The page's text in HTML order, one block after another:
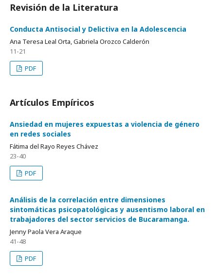
Revisión de la Literatura
Conducta Antisocial y Delictiva en la Adolescencia
Ana Teresa Leal Orta, Gabriela Orozco Calderón
11-21
PDF
Artículos Empíricos
Ansiedad en mujeres expuestas a violencia de género
en redes sociales
Fátima del Rayo Reyes Chávez
23-40
PDF
Análisis de la correlación entre dimensiones
sintomáticas psicopatológicas y ausentismo laboral en
trabajadores del sector servicios de Bucaramanga.
Jenny Paola Vera Araque
41-48
PDF